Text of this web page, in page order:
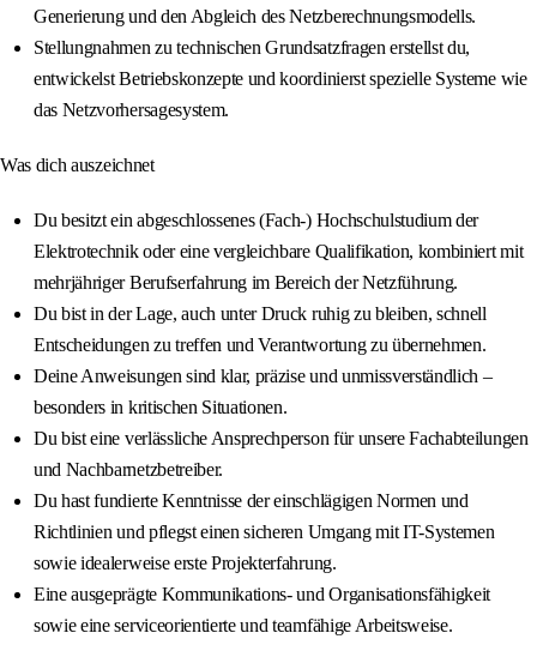
Generierung und den Abgleich des Netzberechnungsmodells.
Stellungnahmen zu technischen Grundsatzfragen erstellst du,
entwickelst Betriebskonzepte und koordinierst spezielle Systeme wie
das Netzvorhersagesystem.
Was dich auszeichnet
Du besitzt ein abgeschlossenes (Fach-) Hochschulstudium der
Elektrotechnik oder eine vergleichbare Qualifikation, kombiniert mit
mehrjähriger Berufserfahrung im Bereich der Netzführung.
Du bist in der Lage, auch unter Druck ruhig zu bleiben, schnell
Entscheidungen zu treffen und Verantwortung zu übernehmen.
Deine Anweisungen sind klar, präzise und unmissverständlich –
besonders in kritischen Situationen.
Du bist eine verlässliche Ansprechperson für unsere Fachabteilungen
und Nachbarnetzbetreiber.
Du hast fundierte Kenntnisse der einschlägigen Normen und
Richtlinien und pflegst einen sicheren Umgang mit IT-Systemen
sowie idealerweise erste Projekterfahrung.
Eine ausgeprägte Kommunikations- und Organisationsfähigkeit
sowie eine serviceorientierte und teamfähige Arbeitsweise.